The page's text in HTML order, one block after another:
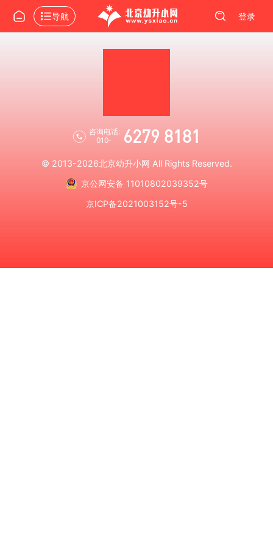
导航 登录
咨询电话:
010-
6279 8181
© 2013-2026北京幼升小网 All Rights Reserved.
京公网安备 11010802039352号
京ICP备2021003152号-5